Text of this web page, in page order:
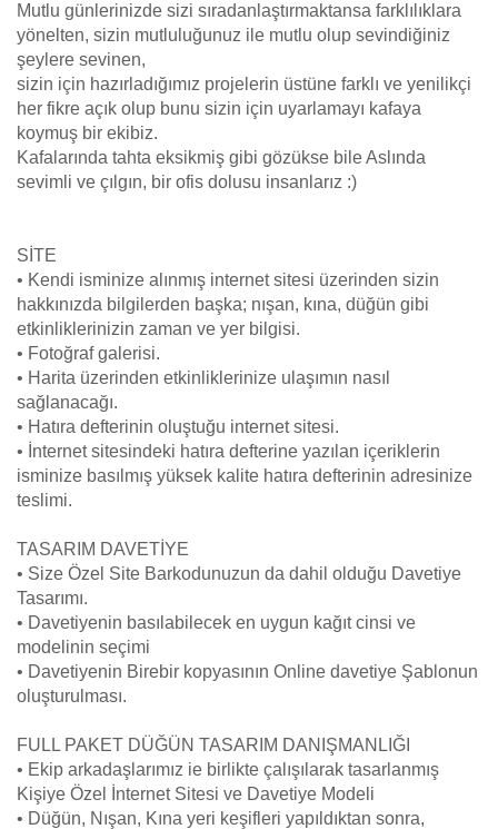
Mutlu günlerinizde sizi sıradanlaştırmaktansa farklılıklara
yönelten, sizin mutluluğunuz ile mutlu olup sevindiğiniz
şeylere sevinen,
sizin için hazırladığımız projelerin üstüne farklı ve yenilikçi
her fikre açık olup bunu sizin için uyarlamayı kafaya
koymuş bir ekibiz.
Kafalarında tahta eksikmiş gibi gözükse bile Aslında
sevimli ve çılgın, bir ofis dolusu insanlarız :)
SİTE
• Kendi isminize alınmış internet sitesi üzerinden sizin
hakkınızda bilgilerden başka; nışan, kına, düğün gibi
etkinliklerinizin zaman ve yer bilgisi.
• Fotoğraf galerisi.
• Harita üzerinden etkinliklerinize ulaşımın nasıl
sağlanacağı.
• Hatıra defterinin oluştuğu internet sitesi.
• İnternet sitesindeki hatıra defterine yazılan içeriklerin
isminize basılmış yüksek kalite hatıra defterinin adresinize
teslimi.
TASARIM DAVETİYE
• Size Özel Site Barkodunuzun da dahil olduğu Davetiye
Tasarımı.
• Davetiyenin basılabilecek en uygun kağıt cinsi ve
modelinin seçimi
• Davetiyenin Birebir kopyasının Online davetiye Şablonun
oluşturulması.
FULL PAKET DÜĞÜN TASARIM DANIŞMANLIĞI
• Ekip arkadaşlarımız ie birlikte çalışılarak tasarlanmış
Kişiye Özel İnternet Sitesi ve Davetiye Modeli
• Düğün, Nışan, Kına yeri keşifleri yapıldıktan sonra,